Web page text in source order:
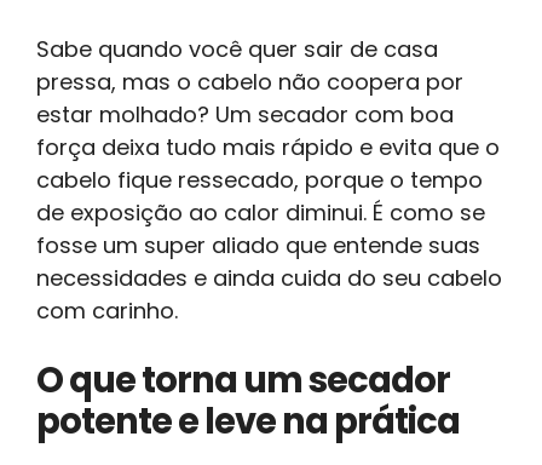
Sabe quando você quer sair de casa
pressa, mas o cabelo não coopera por
estar molhado? Um secador com boa
força deixa tudo mais rápido e evita que o
cabelo fique ressecado, porque o tempo
de exposição ao calor diminui. É como se
fosse um super aliado que entende suas
necessidades e ainda cuida do seu cabelo
com carinho.
O que torna um secador
potente e leve na prática